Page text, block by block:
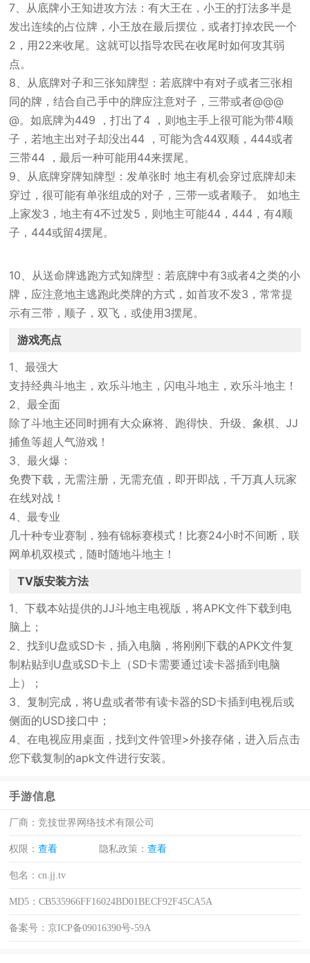
7、从底牌小王知进攻方法：有大王在，小王的打法多半是
发出连续的占位牌，小王放在最后摆位，或者打掉农民一个
2，用22来收尾。这就可以指导农民在收尾时如何攻其弱
点。
8、从底牌对子和三张知牌型：若底牌中有对子或者三张相
同的牌，结合自己手中的牌应注意对子，三带或者@@@
@。如底牌为449 ，打出了4 ，则地主手上很可能为带4顺
子，若地主出对子却没出44 ，可能为含44双顺，444或者
三带44 ，最后一种可能用44来摆尾。
9、从底牌穿牌知牌型：发单张时 地主有机会穿过底牌却未
穿过，很可能有单张组成的对子，三带一或者顺子。 如地主
上家发3，地主有4不过发5，则地主可能44，444，有4顺
子，444或留4摆尾。
10、从送命牌逃跑方式知牌型：若底牌中有3或者4之类的小
牌，应注意地主逃跑此类牌的方式，如首攻不发3，常常提
示有三带，顺子，双飞，或使用3摆尾。
游戏亮点
1、最强大
支持经典斗地主，欢乐斗地主，闪电斗地主，欢乐斗地主！
2、最全面
除了斗地主还同时拥有大众麻将、跑得快、升级、象棋、JJ
捕鱼等超人气游戏！
3、最火爆：
免费下载，无需注册，无需充值，即开即战，千万真人玩家
在线对战！
4、最专业
几十种专业赛制，独有锦标赛模式！比赛24小时不间断，联
网单机双模式，随时随地斗地主！
TV版安装方法
1、下载本站提供的JJ斗地主电视版，将APK文件下载到电
脑上；
2、找到U盘或SD卡，插入电脑，将刚刚下载的APK文件复
制粘贴到U盘或SD卡上（SD卡需要通过读卡器插到电脑
上）；
3、复制完成，将U盘或者带有读卡器的SD卡插到电视后或
侧面的USD接口中；
4、在电视应用桌面，找到文件管理>外接存储，进入后点击
您下载复制的apk文件进行安装。
手游信息
厂商：竞技世界网络技术有限公司
权限：查看 隐私政策：查看
包名：cn.jj.tv
MD5：CB535966FF16024BD01BECF92F45CA5A
备案号： 京ICP备09016390号-59A